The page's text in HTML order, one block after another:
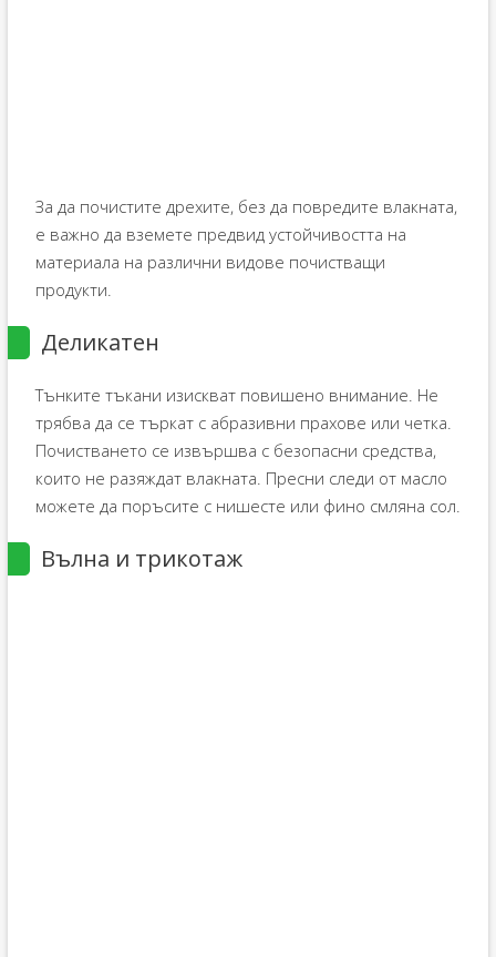
За да почистите дрехите, без да повредите влакната,
е важно да вземете предвид устойчивостта на
материала на различни видове почистващи
продукти.
Деликатен
Тънките тъкани изискват повишено внимание. Не
трябва да се търкат с абразивни прахове или четка.
Почистването се извършва с безопасни средства,
които не разяждат влакната. Пресни следи от масло
можете да поръсите с нишесте или фино смляна сол.
Вълна и трикотаж